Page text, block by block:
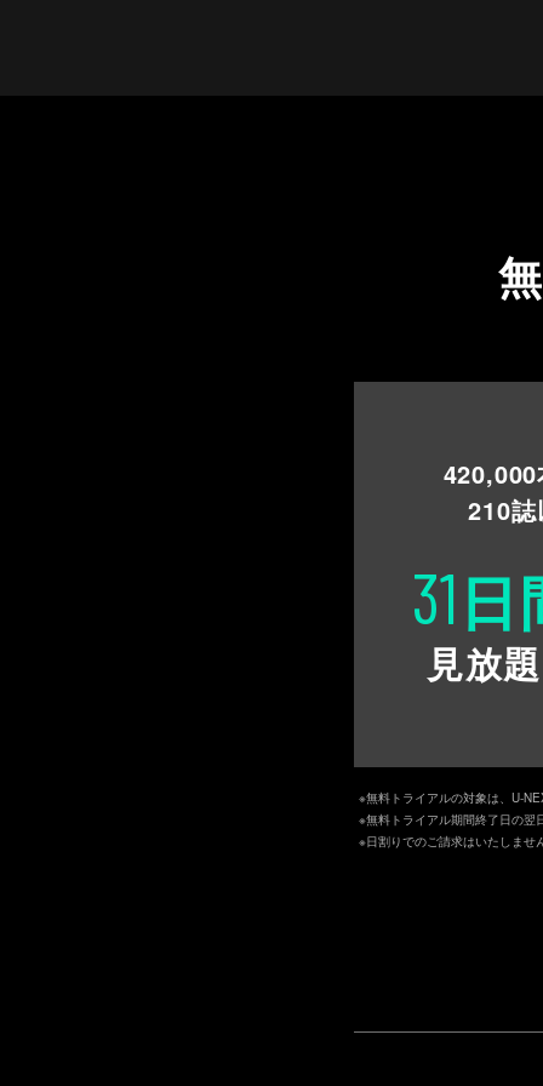
420,000
210
31日
見放
※無料トライアルの対象は、U-
※無料トライアル期間終了日の翌
※日割りでのご請求はいたしません